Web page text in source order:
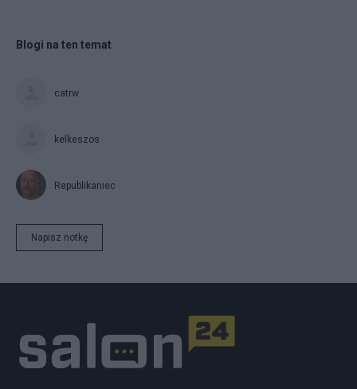
Blogi na ten temat
catrw
kelkeszos
Republikaniec
Napisz notkę